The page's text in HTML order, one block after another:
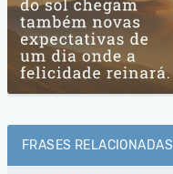
FRASES RELACIONADAS